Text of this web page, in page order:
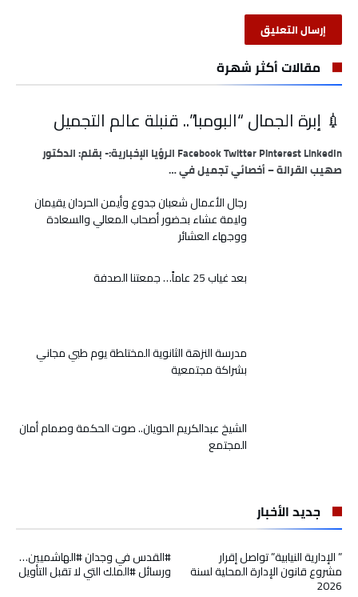
مقالات أكثر شهرة
💉 إبرة الجمال “البومبا”.. قنبلة عالم التجميل
Facebook Twitter Pinterest LinkedIn الرؤيا الإخبارية:- بقلم: الدكتور
صهيب القرالة – أخصائي تجميل في …
رجال الأعمال شعبان جدوع وأيمن الحردان يقيمان
وليمة عشاء بحضور أصحاب المعالي والسعادة
ووجهاء العشائر
بعد غياب 25 عاماً… جمعتنا الصدفة
مدرسة النزهة الثانوية المختلطة يوم طبي مجاني
بشراكة مجتمعية
الشيخ عبدالكريم الحويان.. صوت الحكمة وصمام أمان
المجتمع
جديد الأخبار
#القدس في وجدان #الهاشميين…
ورسائل #الملك التي لا تقبل التأويل
” الإدارية النيابية” تواصل إقرار
مشروع قانون الإدارة المحلية لسنة
2026